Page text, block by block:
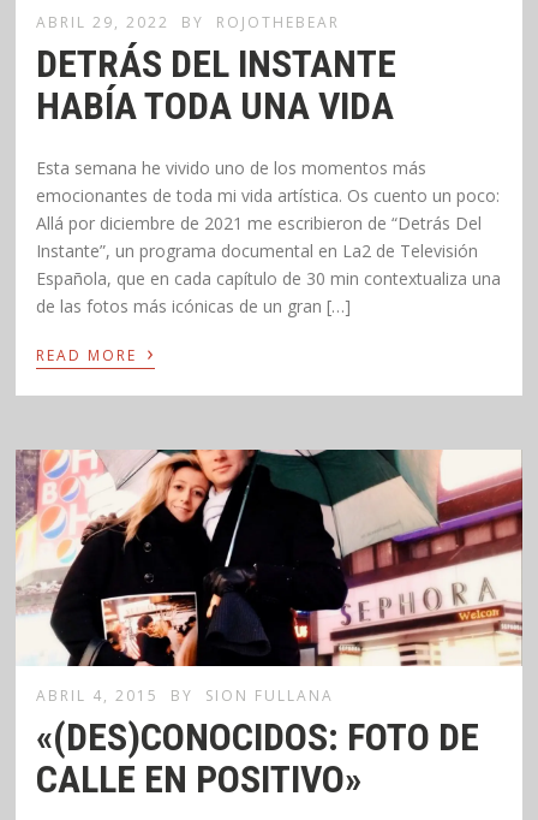
ABRIL 29, 2022 BY ROJOTHEBEAR
DETRÁS DEL INSTANTE
HABÍA TODA UNA VIDA
Esta semana he vivido uno de los momentos más
emocionantes de toda mi vida artística. Os cuento un poco:
Allá por diciembre de 2021 me escribieron de “Detrás Del
Instante”, un programa documental en La2 de Televisión
Española, que en cada capítulo de 30 min contextualiza una
de las fotos más icónicas de un gran […]
READ MORE ›
ABRIL 4, 2015 BY SION FULLANA
«(DES)CONOCIDOS: FOTO DE
CALLE EN POSITIVO»